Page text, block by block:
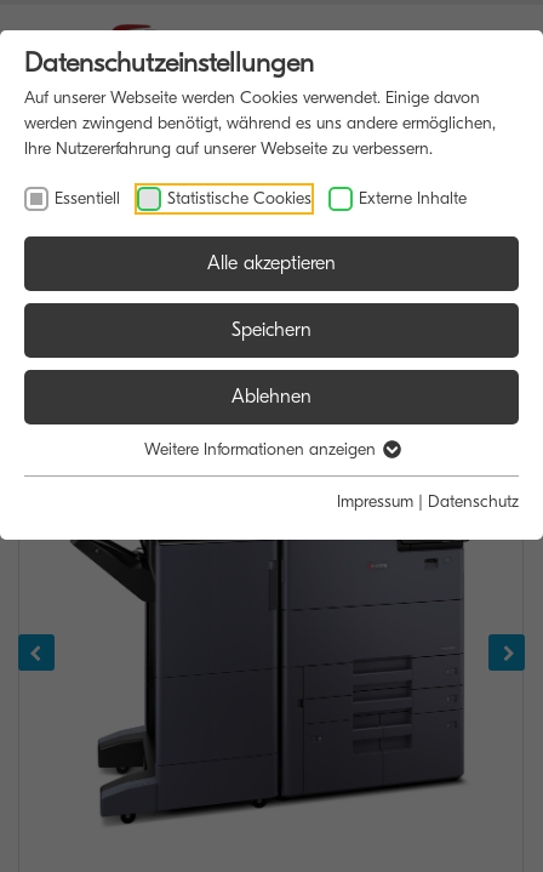
Datenschutzeinstellungen
Auf unserer Webseite werden Cookies verwendet. Einige davon
werden zwingend benötigt, während es uns andere ermöglichen,
Ihre Nutzererfahrung auf unserer Webseite zu verbessern.
Essentiell Statistische Cookies Externe Inhalte
Alle akzeptieren
Speichern
Ablehnen
Weitere Informationen anzeigen
Impressum | Datenschutz